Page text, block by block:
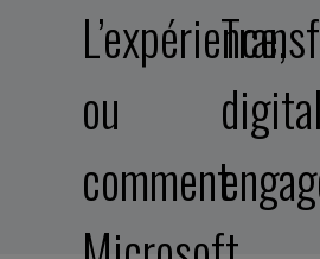
L’expérience,
ou
comment